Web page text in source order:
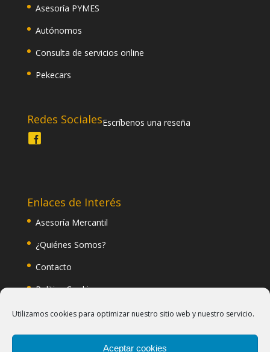
Utilizamos cookies para optimizar nuestro sitio web y nuestro servicio.
Aceptar cookies
Asesoría PYMES
Autónomos
Consulta de servicios online
Pekecars
Redes SocialesEscríbenos una reseña
Enlaces de Interés
Asesoría Mercantil
¿Quiénes Somos?
Contacto
Politica Cookies
Politica Privacidad
Blog